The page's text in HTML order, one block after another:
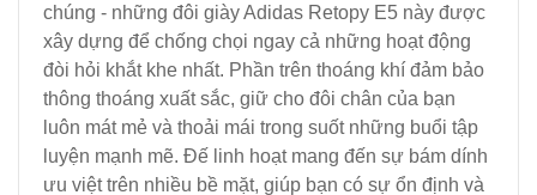
chúng - những đôi giày Adidas Retopy E5 này được
xây dựng để chống chọi ngay cả những hoạt động
đòi hỏi khắt khe nhất. Phần trên thoáng khí đảm bảo
thông thoáng xuất sắc, giữ cho đôi chân của bạn
luôn mát mẻ và thoải mái trong suốt những buổi tập
luyện mạnh mẽ. Đế linh hoạt mang đến sự bám dính
ưu việt trên nhiều bề mặt, giúp bạn có sự ổn định và